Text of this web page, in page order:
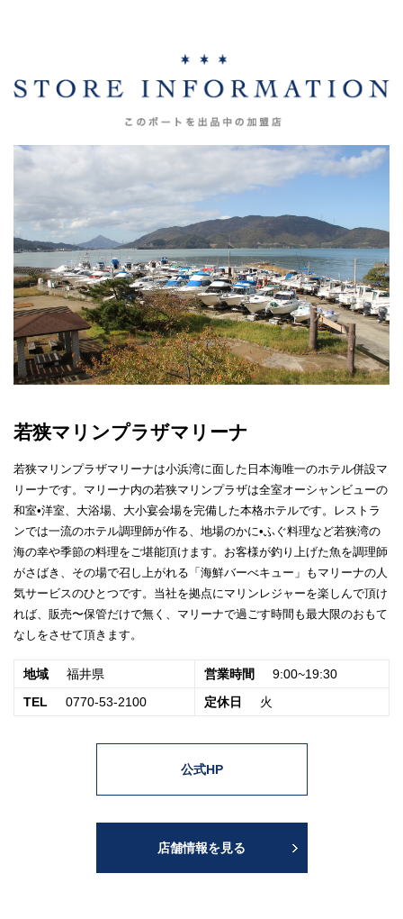
若狭マリンプラザマリーナ
若狭マリンプラザマリーナは小浜湾に面した日本海唯一のホテル併設マ
リーナです。マリーナ内の若狭マリンプラザは全室オーシャンビューの
和室•洋室、大浴場、大小宴会場を完備した本格ホテルです。レストラ
ンでは一流のホテル調理師が作る、地場のかに•ふぐ料理など若狭湾の
海の幸や季節の料理をご堪能頂けます。お客様が釣り上げた魚を調理師
がさばき、その場で召し上がれる「海鮮バーべキュー」もマリーナの人
気サービスのひとつです。当社を拠点にマリンレジャーを楽しんで頂け
れば、販売〜保管だけで無く、マリーナで過ごす時間も最大限のおもて
なしをさせて頂きます。
地域 福井県 営業時間
9:00~19:30
TEL
0770-53-2100 定休日 火
公式HP
店舗情報を見る